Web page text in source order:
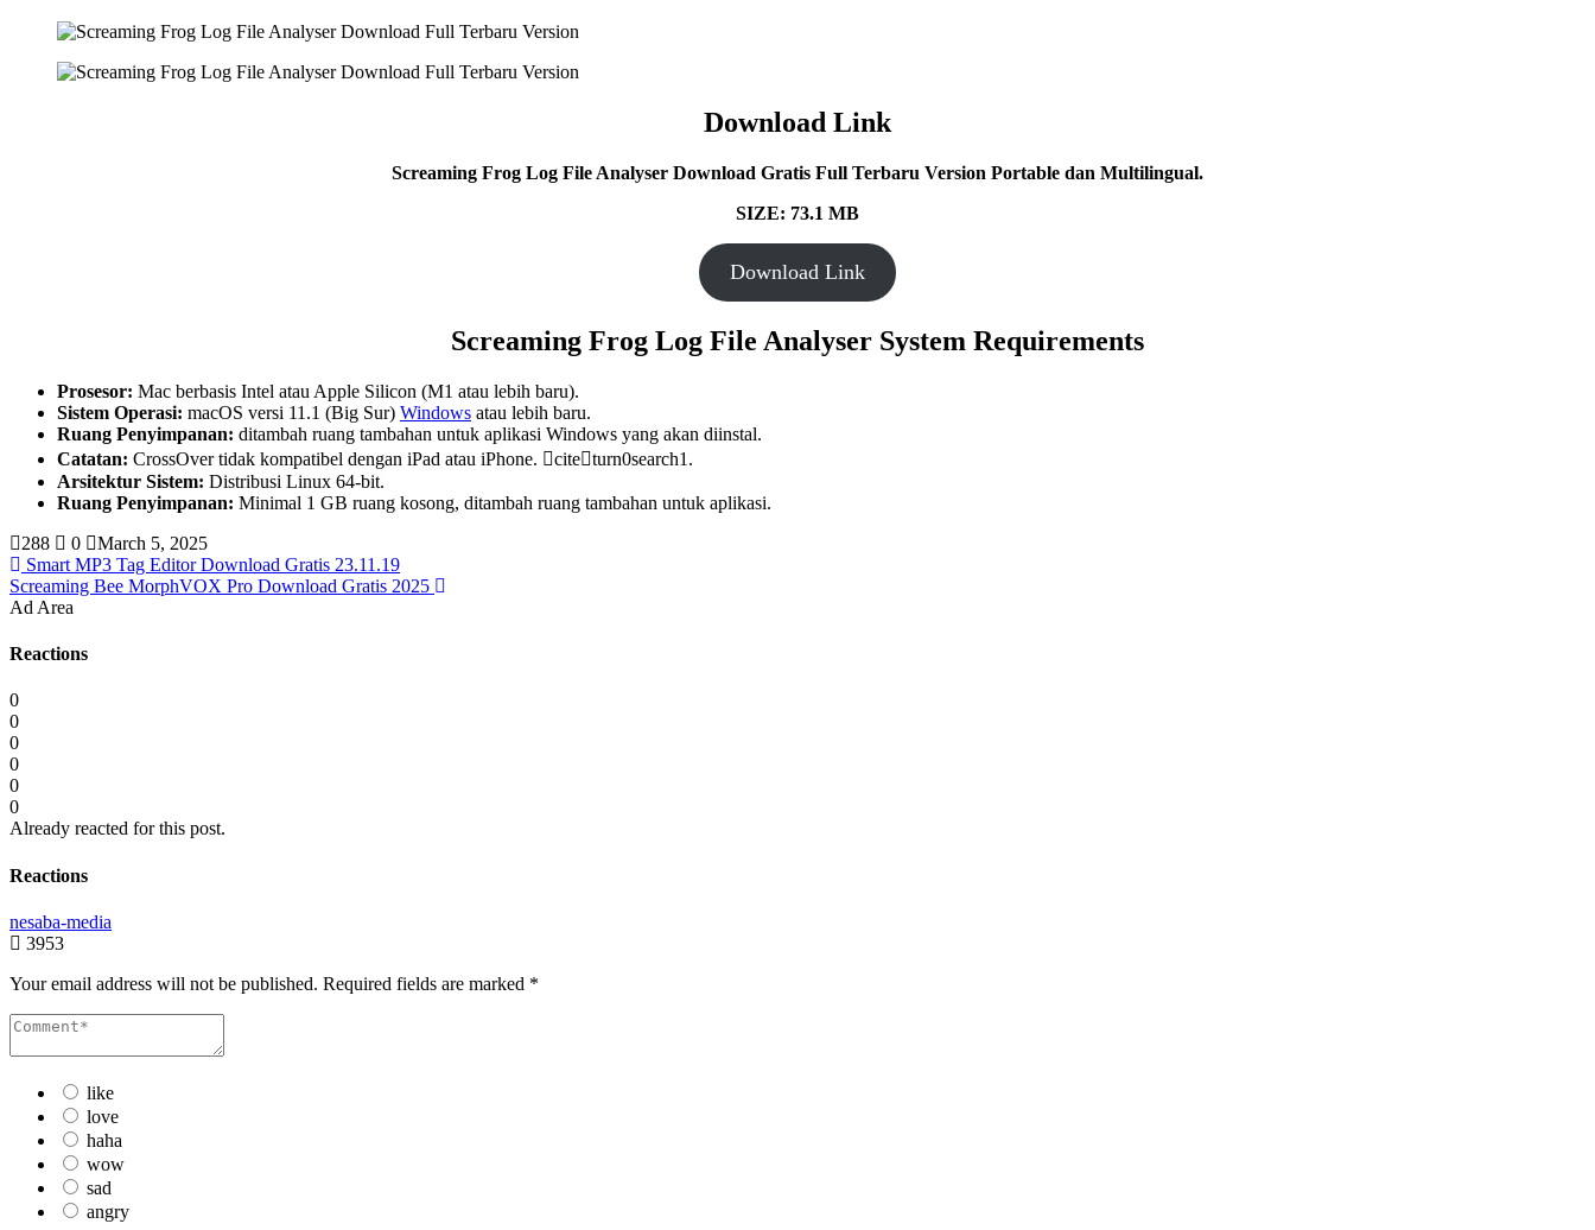
Download Link
Screaming Frog Log File Analyser Download Gratis Full Terbaru Version Portable dan Multilingual.
SIZE: 73.1 MB
Download Link
Screaming Frog Log File Analyser System Requirements
Prosesor: Mac berbasis Intel atau Apple Silicon (M1 atau lebih baru).
Sistem Operasi: macOS versi 11.1 (Big Sur) Windows atau lebih baru.
Ruang Penyimpanan: ditambah ruang tambahan untuk aplikasi Windows yang akan diinstal.
Catatan: CrossOver tidak kompatibel dengan iPad atau iPhone. citeturn0search1.
Arsitektur Sistem: Distribusi Linux 64-bit.
Ruang Penyimpanan: Minimal 1 GB ruang kosong, ditambah ruang tambahan untuk aplikasi.
288
0
March 5, 2025
Smart MP3 Tag Editor Download Gratis 23.11.19
Screaming Bee MorphVOX Pro Download Gratis 2025
Ad Area
Reactions
0
0
0
0
0
0
Already reacted for this post.
Reactions
nesaba-media
3953
Your email address will not be published. Required fields are marked *
like
love
haha
wow
sad
angry